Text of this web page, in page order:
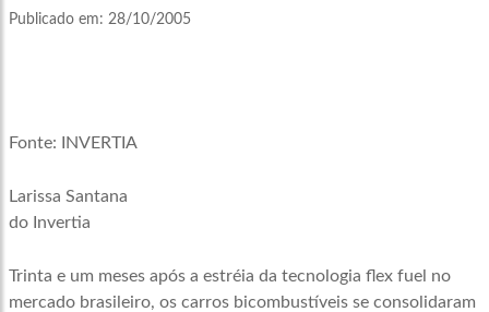
Publicado em: 28/10/2005
Fonte: INVERTIA
Larissa Santana
do Invertia
Trinta e um meses após a estréia da tecnologia flex fuel no
mercado brasileiro, os carros bicombustíveis se consolidaram